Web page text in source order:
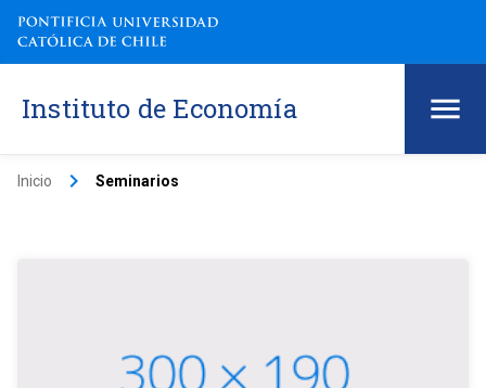
Instituto de Economía
Inicio keyboard_arrow_right Seminarios